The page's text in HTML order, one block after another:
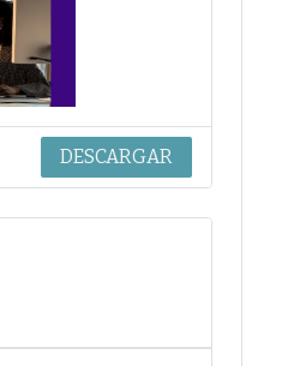
DESCARGAR